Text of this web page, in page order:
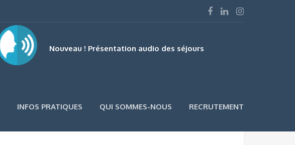
Nouveau ! Présentation audio des séjours
INFOS PRATIQUES QUI SOMMES-NOUS RECRUTEMENT